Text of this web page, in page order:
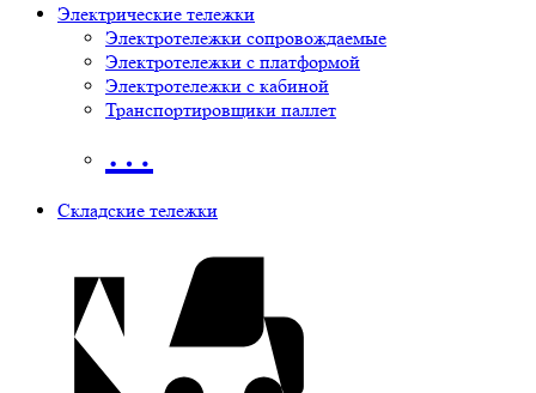
Электрические тележки
Электротележки сопровождаемые
Электротележки с платформой
Электротележки с кабиной
Транспортировщики паллет
…
Складские тележки